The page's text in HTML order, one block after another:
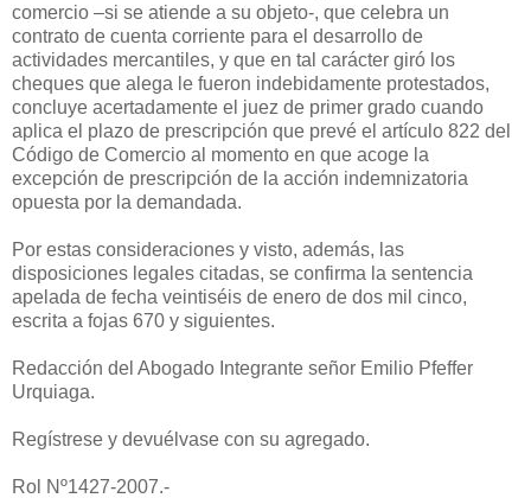
comercio –si se atiende a su objeto-, que celebra un
contrato de cuenta corriente para el desarrollo de
actividades mercantiles, y que en tal carácter giró los
cheques que alega le fueron indebidamente protestados,
concluye acertadamente el juez de primer grado cuando
aplica el plazo de prescripción que prevé el artículo 822 del
Código de Comercio al momento en que acoge la
excepción de prescripción de la acción indemnizatoria
opuesta por la demandada.
Por estas consideraciones y visto, además, las
disposiciones legales citadas, se confirma la sentencia
apelada de fecha veintiséis de enero de dos mil cinco,
escrita a fojas 670 y siguientes.
Redacción del Abogado Integrante señor Emilio Pfeffer
Urquiaga.
Regístrese y devuélvase con su agregado.
Rol Nº1427-2007.-